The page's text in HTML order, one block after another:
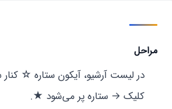
مراحل
در لیست آرشیو، آیکون ستاره ☆ کنار
کلیک → ستاره پر می‌شود ★.